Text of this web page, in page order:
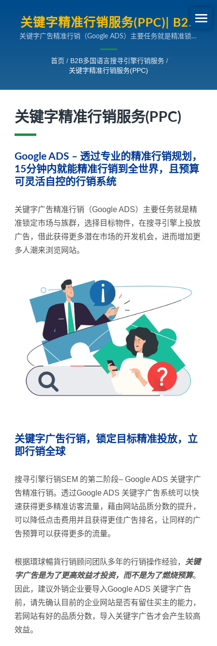
关键字精准行销服务(PPC)| B2B
外销网路行销SEO专家
关键字广吿精准行销（Google ADS）主要任务就是精准锁定
得更多潜在市场的开发机会，进而增加更多人潮来浏览网站。
首页 / B2B多国语言搜寻引擎行销服务 /
关键字精准行销服务(PPC)
关键字精准行销服务(PPC)
Google ADS – 透过专业的精准行销规划，
15分钟内就能精准行销到全世界，且预算
可灵活自控的行销系统
关键字广吿精准行销（Google ADS）主要任务就是精
准锁定市场与族群，选择目标物件，在搜寻引擎上投放
广告，借此获得更多潜在市场的开发机会，进而增加更
多人潮来浏览网站。
关键字广吿行销，锁定目标精准投放，立
即行销全球
搜寻引擎行销SEM 的第二阶段– Google ADS 关键字广
吿精准行销。透过Google ADS 关键字广吿系统可以快
速获得更多精准访客流量，藉由网站品质分数的提升，
可以降低点击费用并且获得更佳广吿排名，让同样的广
吿预算可以获得更多的流量。
根据環球暢貨行销顾问团队多年的行销操作经验，
关键
字广吿是为了更高效益才投资，而不是为了燃烧预算。
因此，建议外销企业要导入Google ADS 关键字广告
前，请先确认目前的企业网站是否有留住买主的能力，
若网站有好的品质分数，导入关键字广告才会产生较高
效益。